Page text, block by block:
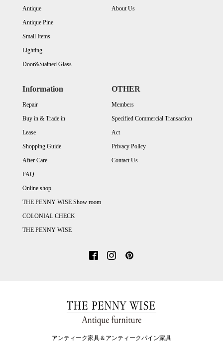
Antique
Antique Pine
Small Items
Lighting
Door&Stained Glass
About Us
Information
Repair
Buy in & Trade in
Lease
Shopping Guide
After Care
FAQ
Online shop
THE PENNY WISE Show room
COLONIAL CHECK
THE PENNY WISE
OTHER
Members
Specified Commercial Transaction
Act
Privacy Policy
Contact Us
アンティーク家具＆アンティークパイン家具